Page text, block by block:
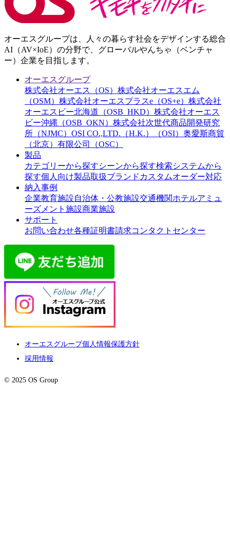
オーエスグループは、人々の暮らす社会をデザインする総合
AI（AV×IoE）の分野で、グローバルやんちゃ（ベンチャ
ー）企業を目指します。
オーエスグループ
株式会社オーエス（OS） 株式会社オーエスエム
（OSM） 株式会社オーエスプラスe（OS+e） 株式会社
オーエスビー北海道（OSB_HKD） 株式会社オーエス
ビー沖縄（OSB_OKN） 株式会社次世代商品開発研究
所（NJMC） OSI CO.,LTD.（H.K.）（OSI） 奥愛斯商貿
（北京）有限公司（OSC）
製品
カテゴリーから探すシーンから探す検索システムから
探す個人向け製品取扱ブランド カスタムオーダー対応
納入事例
企業教育施設自治体・公教施設交通機関ホテルアミュ
ーズメント施設商業施設
サポート
お問い合わせ各種証明書請求コンタクトセンター
オーエスグループ個人情報保護方針
採用情報
© 2025 OS Group